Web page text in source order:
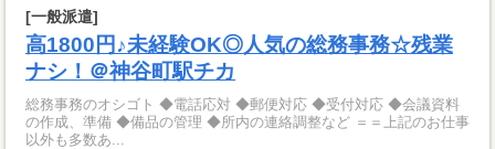
[一般派遣]
高1800円♪未経験OK◎人気の総務事務☆残業
ナシ！＠神谷町駅チカ
総務事務のオシゴト ◆電話応対 ◆郵便対応 ◆受付対応 ◆会議資料
の作成、準備 ◆備品の管理 ◆所内の連絡調整など ＝＝上記のお仕事
以外も多数あ...